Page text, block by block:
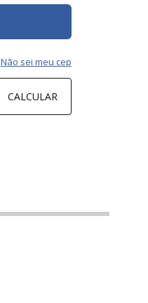
CALCULAR
Não sei meu cep